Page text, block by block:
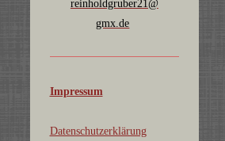
reinholdgruber21@
gmx.de
Impressum
Datenschutzerklärung